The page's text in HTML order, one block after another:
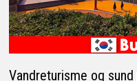
Vandreturisme og